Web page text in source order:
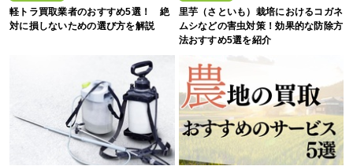
軽トラ買取業者のおすすめ5選！ 絶
対に損しないための選び方を解説
里芋（さといも）栽培におけるコガネ
ムシなどの害虫対策！効果的な防除方
法おすすめ5選を紹介